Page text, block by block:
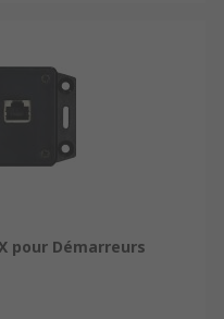
pour Démarreurs